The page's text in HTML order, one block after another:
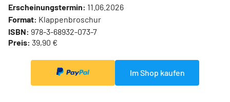
Erscheinungstermin: 11.06.2026
Format: Klappenbroschur
ISBN: 978-3-68932-073-7
Preis: 39,90 €
Im Shop kaufen